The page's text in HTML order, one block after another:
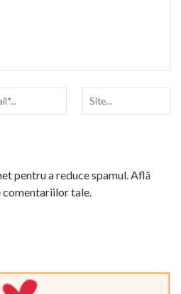
pentru a reduce spamul. Află
comentariilor tale